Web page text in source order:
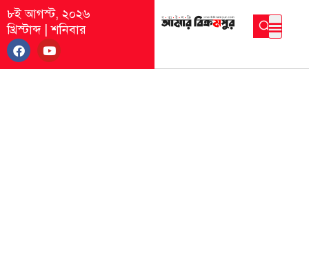
৮ই আগস্ট, ২০২৬
খ্রিস্টাব্দ|শনিবার